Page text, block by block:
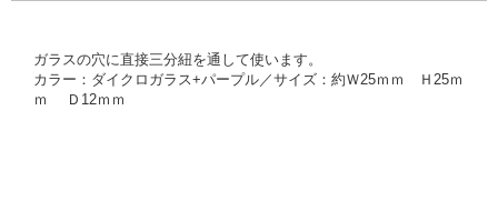
ガラスの穴に直接三分紐を通して使います。
カラー：ダイクロガラス+パープル／サイズ：約Ｗ25ｍｍ Ｈ25ｍ
ｍ Ｄ12ｍｍ